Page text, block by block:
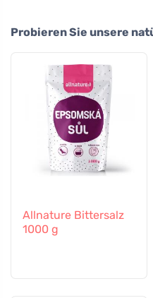
Probieren Sie unsere
Allnature Bittersalz
1000 g